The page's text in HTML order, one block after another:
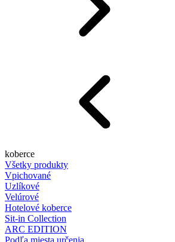
koberce
Všetky produkty
Vpichované
Uzlíkové
Velúrové
Hotelové koberce
Sit-in Collection
ARC EDITION
Podľa miesta určenia